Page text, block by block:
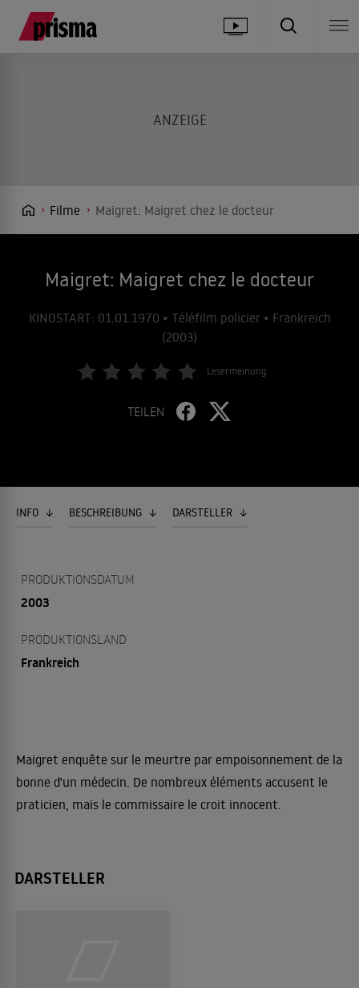
Filme Maigret: Maigret chez le docteur
Maigret: Maigret chez le docteur
KINOSTART: 01.01.1970 • Téléfilm policier • Frankreich
(2003)
Lesermeinung
TEILEN
INFO BESCHREIBUNG DARSTELLER
PRODUKTIONSDATUM
2003
PRODUKTIONSLAND
Frankreich
Maigret enquête sur le meurtre par empoisonnement de la
bonne d'un médecin. De nombreux éléments accusent le
praticien, mais le commissaire le croit innocent.
DARSTELLER